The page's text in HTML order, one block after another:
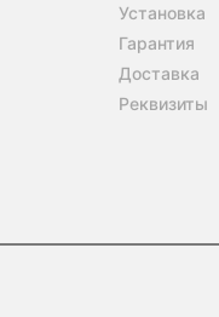
Установка
Гарантия
Доставка
Реквизиты